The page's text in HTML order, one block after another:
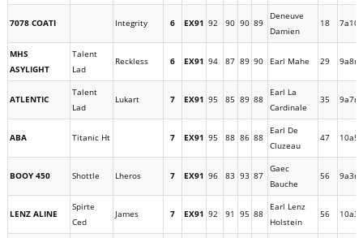
7078 COATI Integrity 6 EX91 92 90 90 89
Deneuve
Damien
18
MHS
ASYLIGHT
Talent
Lad
Reckless 6 EX91 94 87 89 90 Earl Mahe 29 9a8m
ATLENTIC
Talent
Lad
Lukart 7 EX91 95 85 89 88
Earl La
Cardinale
35 9a7m
ABA Titanic Ht 7 EX91 95 88 86 88
Earl De
Cluzeau
47
BOOY 450 Shottle Lheros 7 EX91 96 83 93 87
Gaec
Bauche
56 9a3m
LENZ ALINE
Spirte
Ced
James 7 EX91 92 91 95 88
Earl Lenz
Holstein
56